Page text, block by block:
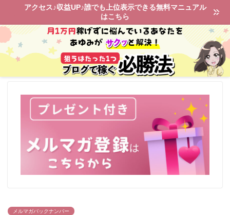
アクセス♪収益UP♪誰でも上位表示できる無料マニュアル
はこちら
メルマガバックナンバー